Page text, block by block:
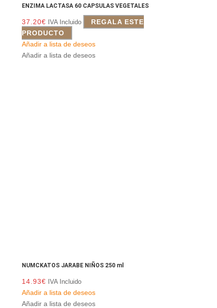
ENZIMA LACTASA 60 CAPSULAS VEGETALES
37.20€ IVA Incluido
REGALA ESTE
PRODUCTO
Añadir a lista de deseos
Añadir a lista de deseos
NUMCKATOS JARABE NIÑOS 250 ml
14.93€ IVA Incluido
Añadir a lista de deseos
Añadir a lista de deseos